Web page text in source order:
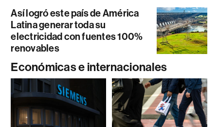
Así logró este país de América
Latina generar toda su
electricidad con fuentes 100%
renovables
Económicas e internacionales